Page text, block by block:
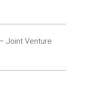
Joint Venture